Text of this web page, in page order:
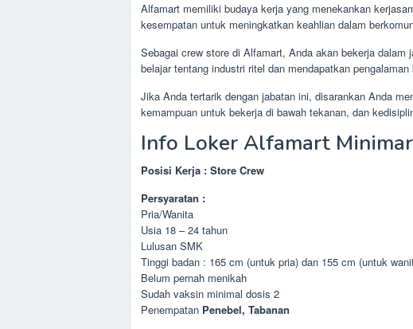
Alfamart memiliki budaya kerja yang menekankan
kesempatan untuk meningkatkan keahlian dalam
Sebagai crew store di Alfamart, Anda akan bekerja
belajar tentang industri ritel dan mendapatkan
Jika Anda tertarik dengan jabatan ini, disarankan Anda
kemampuan untuk bekerja di bawah tekanan, dan
Info Loker Alfamart
Posisi Kerja : Store Crew
Persyaratan :
Pria/Wanita
Usia 18 – 24 tahun
Lulusan SMK
Tinggi badan : 165 cm (untuk pria) dan 155 cm (untuk
Belum pernah menikah
Sudah vaksin minimal dosis 2
Penempatan Penebel, Tabanan